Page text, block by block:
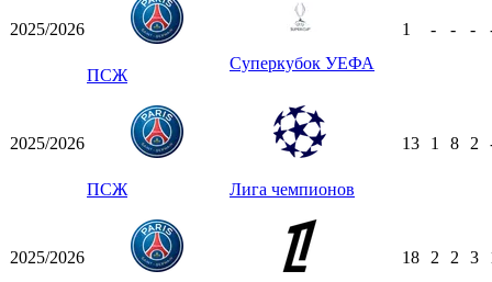
2025/2026
ПСЖ
Суперкубок УЕФА
1 - - -
2025/2026
ПСЖ Лига чемпионов
13 1 8 2
2025/2026 18 2 2 3